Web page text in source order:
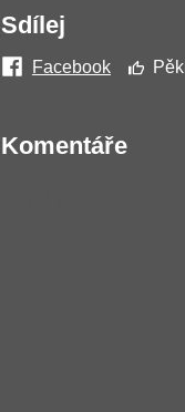
Sdílej
Facebook
Komentáře